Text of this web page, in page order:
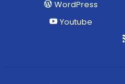
WordPress
Youtube